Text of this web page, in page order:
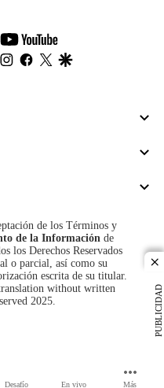
Desafío En vivo Más
PUBLICIDAD
youtube-
footer
instagram
facebook
twitter
de los Términos y
de la Información de
los Derechos Reservados
o parcial, así como su
escrita de su titular.
without written
2025.